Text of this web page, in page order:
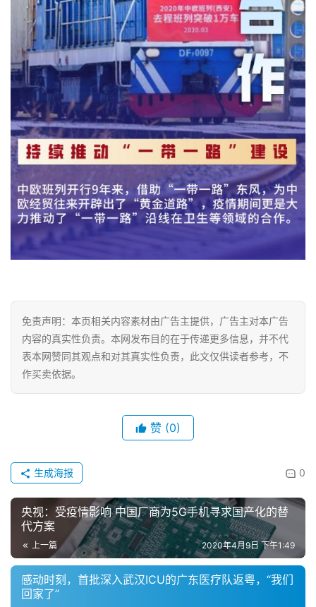
免责声明：本页相关内容素材由广告主提供，广告主对本广告
内容的真实性负责。本网发布目的在于传递更多信息，并不代
表本网赞同其观点和对其真实性负责，此文仅供读者参考，不
作买卖依据。
赞 (0)
0
生成海报
央视：受疫情影响 中国厂商为5G手机寻求国产化的替
代方案
上一篇 2020年4月9日 下午1:49
感动时刻，首批深入武汉ICU的广东医疗队返粤，“我们
回家了”